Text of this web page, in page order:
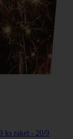
raket - 20/9